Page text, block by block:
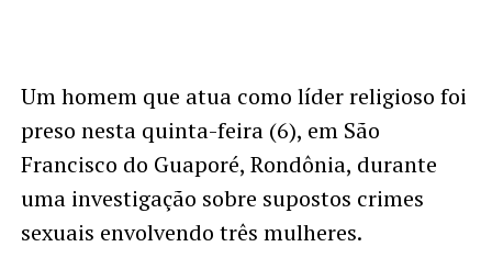
Um homem que atua como líder religioso foi
preso nesta quinta-feira (6), em São
Francisco do Guaporé, Rondônia, durante
uma investigação sobre supostos crimes
sexuais envolvendo três mulheres.